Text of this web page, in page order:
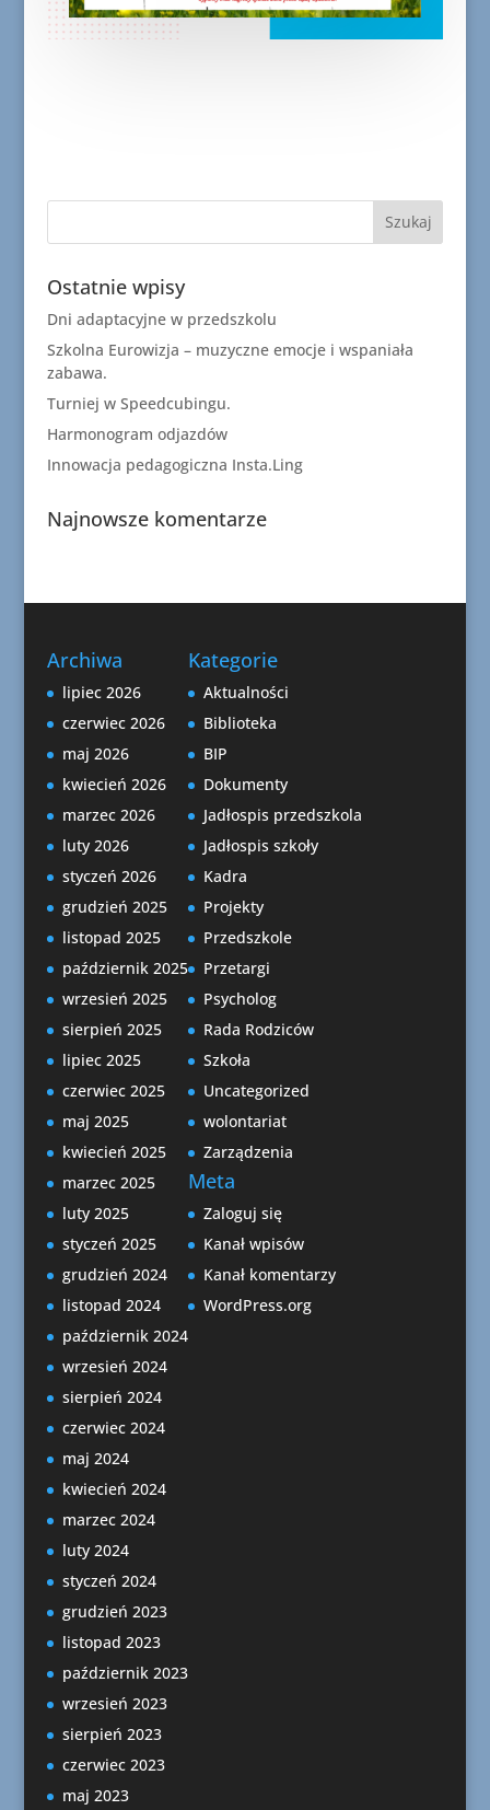
Ostatnie wpisy
Dni adaptacyjne w przedszkolu
Szkolna Eurowizja – muzyczne emocje i wspaniała
zabawa.
Turniej w Speedcubingu.
Harmonogram odjazdów
Innowacja pedagogiczna Insta.Ling
Najnowsze komentarze
Archiwa
lipiec 2026
czerwiec 2026
maj 2026
kwiecień 2026
marzec 2026
luty 2026
styczeń 2026
grudzień 2025
listopad 2025
październik 2025
wrzesień 2025
sierpień 2025
lipiec 2025
czerwiec 2025
maj 2025
kwiecień 2025
marzec 2025
luty 2025
styczeń 2025
grudzień 2024
listopad 2024
październik 2024
wrzesień 2024
sierpień 2024
czerwiec 2024
maj 2024
kwiecień 2024
marzec 2024
luty 2024
styczeń 2024
grudzień 2023
listopad 2023
październik 2023
wrzesień 2023
sierpień 2023
czerwiec 2023
maj 2023
Kategorie
Aktualności
Biblioteka
BIP
Dokumenty
Jadłospis przedszkola
Jadłospis szkoły
Kadra
Projekty
Przedszkole
Przetargi
Psycholog
Rada Rodziców
Szkoła
Uncategorized
wolontariat
Zarządzenia
Meta
Zaloguj się
Kanał wpisów
Kanał komentarzy
WordPress.org